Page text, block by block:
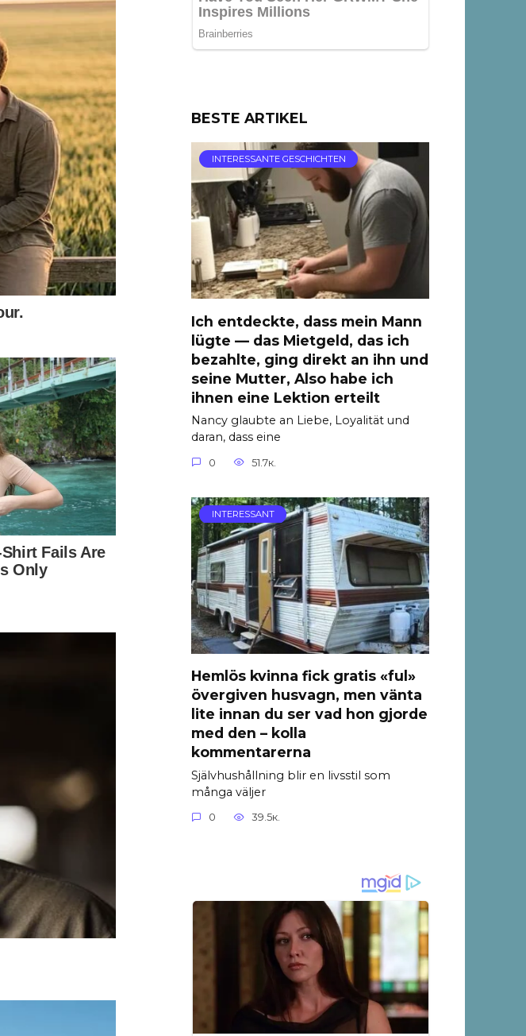
BESTE ARTIKEL
INTERESSANTE GESCHICHTEN
Ich entdeckte, dass mein Mann
lügte — das Mietgeld, das ich
bezahlte, ging direkt an ihn und
seine Mutter, Also habe ich
ihnen eine Lektion erteilt
Nancy glaubte an Liebe, Loyalität und
daran, dass eine
0 51.7к.
INTERESSANT
Hemlös kvinna fick gratis «ful»
övergiven husvagn, men vänta
lite innan du ser vad hon gjorde
med den – kolla
kommentarerna
Självhushållning blir en livsstil som
många väljer
0 39.5к.